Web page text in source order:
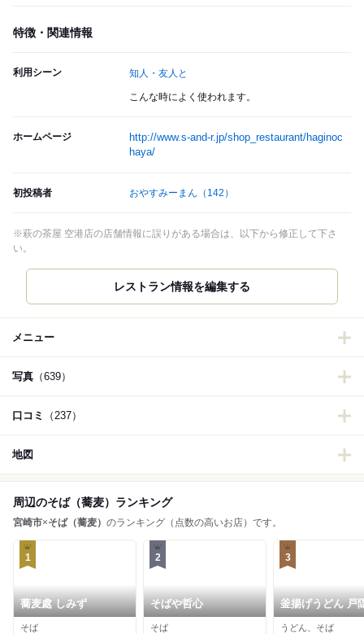
特徴・関連情報
利用シーン 知人・友人と
こんな時によく使われます。
ホームページ
http://www.s-and-r.jp/shop_restaurant/haginoc
haya/
初投稿者 おやすみーまん （142）
※萩の茶屋 空港店の店舗情報に誤りがある場合は、以下から修正して下さ
い。
レストラン情報を編集する
メニュー
写真 （639）
口コミ （237）
地図
周辺のそば（蕎麦）ランキング
宮崎市×そば（蕎麦） のランキング（点数の高いお店）です。
1
蕎麦處 しみず
そば
2
そばや哲心
そば
3
釜揚げうどん 戸
店
うどん、そば